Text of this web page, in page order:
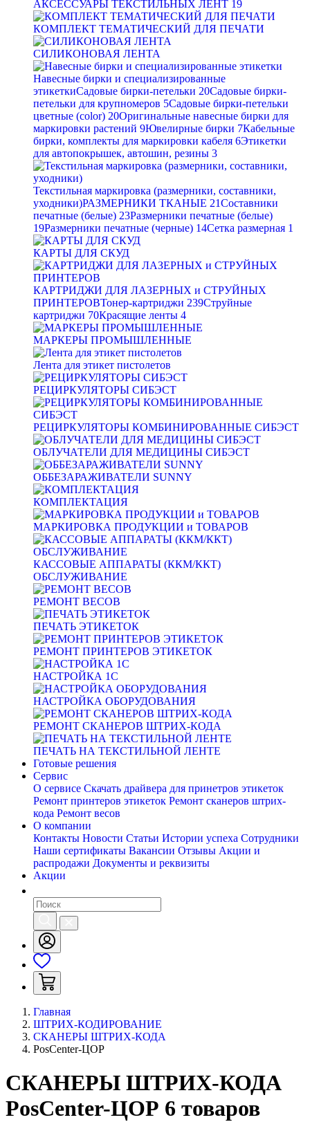
АКСЕССУАРЫ ТЕКСТИЛЬНЫХ ЛЕНТ 19
КОМПЛЕКТ ТЕМАТИЧЕСКИЙ ДЛЯ ПЕЧАТИ
СИЛИКОНОВАЯ ЛЕНТА
Навесные бирки и специализированные
этикеткиСадовые бирки-петельки 20Садовые бирки-
петельки для крупномеров 5Садовые бирки-петельки
цветные (color) 20Оригинальные навесные бирки для
маркировки растений 9Ювелирные бирки 7Кабельные
бирки, комплекты для маркировки кабеля 6Этикетки
для автопокрышек, автошин, резины 3
Текстильная маркировка (размерники, составники,
уходники)РАЗМЕРНИКИ ТКАНЫЕ 21Составники
печатные (белые) 23Размерники печатные (белые)
19Размерники печатные (черные) 14Сетка размерная 1
КАРТЫ ДЛЯ СКУД
КАРТРИДЖИ ДЛЯ ЛАЗЕРНЫХ и СТРУЙНЫХ
ПРИНТЕРОВТонер-картриджи 239Струйные
картриджи 70Красящие ленты 4
МАРКЕРЫ ПРОМЫШЛЕННЫЕ
Лента для этикет пистолетов
РЕЦИРКУЛЯТОРЫ СИБЭСТ
РЕЦИРКУЛЯТОРЫ КОМБИНИРОВАННЫЕ СИБЭСТ
ОБЛУЧАТЕЛИ ДЛЯ МЕДИЦИНЫ СИБЭСТ
ОББЕЗАРАЖИВАТЕЛИ SUNNY
КОМПЛЕКТАЦИЯ
МАРКИРОВКА ПРОДУКЦИИ и ТОВАРОВ
КАССОВЫЕ АППАРАТЫ (ККМ/ККТ)
ОБСЛУЖИВАНИЕ
РЕМОНТ ВЕСОВ
ПЕЧАТЬ ЭТИКЕТОК
РЕМОНТ ПРИНТЕРОВ ЭТИКЕТОК
НАСТРОЙКА 1С
НАСТРОЙКА ОБОРУДОВАНИЯ
РЕМОНТ СКАНЕРОВ ШТРИХ-КОДА
ПЕЧАТЬ НА ТЕКСТИЛЬНОЙ ЛЕНТЕ
Готовые решения
Сервис
О сервисе Скачать драйвера для принетров этикеток
Ремонт принтеров этикеток Ремонт сканеров штрих-
кода Ремонт весов
О компании
Контакты Новости Статьи Истории успеха Сотрудники
Наши сертификаты Вакансии Отзывы Акции и
распродажи Документы и реквизиты
Акции
Главная
ШТРИХ-КОДИРОВАНИЕ
СКАНЕРЫ ШТРИХ-КОДА
PosCenter-ЦОР
СКАНЕРЫ ШТРИХ-КОДА
PosCenter-ЦОР 6 товаров